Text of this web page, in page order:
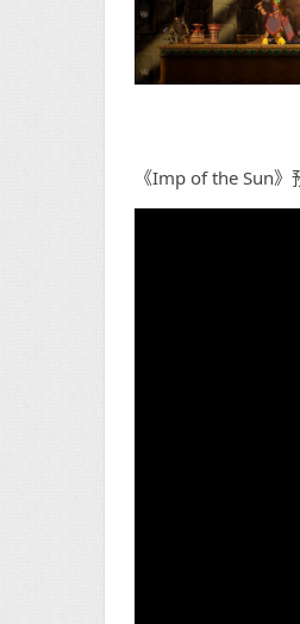
《Imp of the Sun